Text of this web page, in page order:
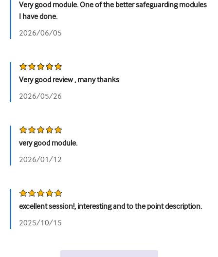
Very good module. One of the better safeguarding modules
I have done.
2026/06/05
Very good review , many thanks
2026/05/26
very good module.
2026/01/12
excellent session!, interesting and to the point description.
2025/10/15